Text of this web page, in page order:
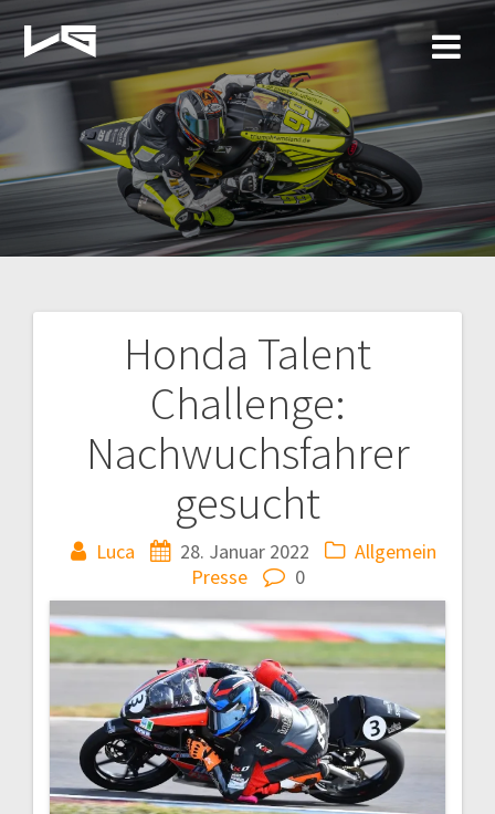
Zum
Inhalt
springen
Honda Talent
Challenge:
Nachwuchsfahrer
gesucht
Luca 28. Januar 2022
Allgemein
Presse
0
Beitragsnavigation